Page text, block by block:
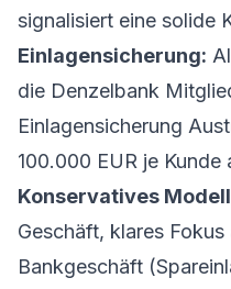
signalisiert eine solide
Einlagensicherung:
die Denzelbank
Einlagensicherung
100.000 EUR je Kunde
Konservatives
Geschäft, klares
Bankgeschäft